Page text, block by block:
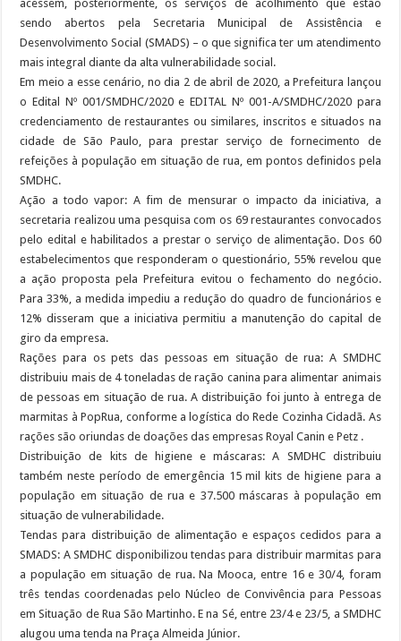
acessem, posteriormente, os serviços de acolhimento que estão
sendo abertos pela Secretaria Municipal de Assistência e
Desenvolvimento Social (SMADS) – o que significa ter um atendimento
mais integral diante da alta vulnerabilidade social.
Em meio a esse cenário, no dia 2 de abril de 2020, a Prefeitura lançou
o Edital Nº 001/SMDHC/2020 e EDITAL Nº 001-A/SMDHC/2020 para
credenciamento de restaurantes ou similares, inscritos e situados na
cidade de São Paulo, para prestar serviço de fornecimento de
refeições à população em situação de rua, em pontos definidos pela
SMDHC.
Ação a todo vapor: A fim de mensurar o impacto da iniciativa, a
secretaria realizou uma pesquisa com os 69 restaurantes convocados
pelo edital e habilitados a prestar o serviço de alimentação. Dos 60
estabelecimentos que responderam o questionário, 55% revelou que
a ação proposta pela Prefeitura evitou o fechamento do negócio.
Para 33%, a medida impediu a redução do quadro de funcionários e
12% disseram que a iniciativa permitiu a manutenção do capital de
giro da empresa.
Rações para os pets das pessoas em situação de rua: A SMDHC
distribuiu mais de 4 toneladas de ração canina para alimentar animais
de pessoas em situação de rua. A distribuição foi junto à entrega de
marmitas à PopRua, conforme a logística do Rede Cozinha Cidadã. As
rações são oriundas de doações das empresas Royal Canin e Petz .
Distribuição de kits de higiene e máscaras: A SMDHC distribuiu
também neste período de emergência 15 mil kits de higiene para a
população em situação de rua e 37.500 máscaras à população em
situação de vulnerabilidade.
Tendas para distribuição de alimentação e espaços cedidos para a
SMADS: A SMDHC disponibilizou tendas para distribuir marmitas para
a população em situação de rua. Na Mooca, entre 16 e 30/4, foram
três tendas coordenadas pelo Núcleo de Convivência para Pessoas
em Situação de Rua São Martinho. E na Sé, entre 23/4 e 23/5, a SMDHC
alugou uma tenda na Praça Almeida Júnior.